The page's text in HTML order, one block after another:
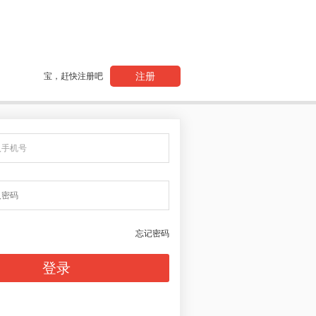
宝，赶快注册吧 注册
忘记密码
登录